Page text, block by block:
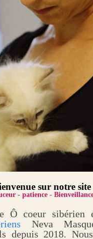
sur notre site
- patience -
Ô coeur sibérien
Neva
depuis 2018.